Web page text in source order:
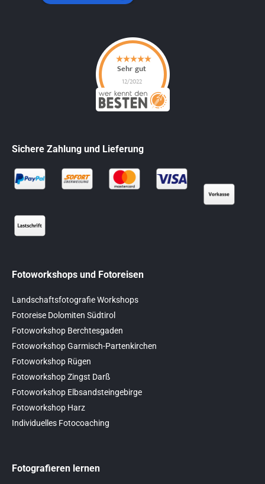
Sichere Zahlung und Lieferung
Fotoworkshops und Fotoreisen
Landschaftsfotografie Workshops
Fotoreise Dolomiten Südtirol
Fotoworkshop Berchtesgaden
Fotoworkshop Garmisch-Partenkirchen
Fotoworkshop Rügen
Fotoworkshop Zingst Darß
Fotoworkshop Elbsandsteingebirge
Fotoworkshop Harz
Individuelles Fotocoaching
Fotografieren lernen